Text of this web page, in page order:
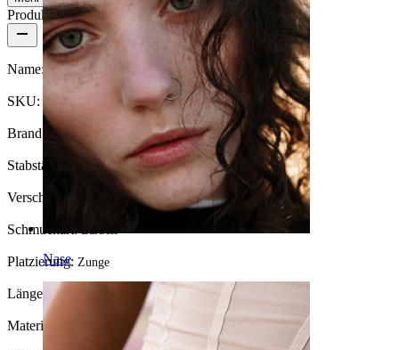
Nase
Produktdetails
Name:Zungenstab aus Titan mit Stern
SKU: Tongue-78
Brand: Bodymod Trend
Stabstärke: 1,6 mm
Verschlusstyp: Innengewinde
Schmuckart:
Platzierung: Zunge
Länge: 16 mm
Material: